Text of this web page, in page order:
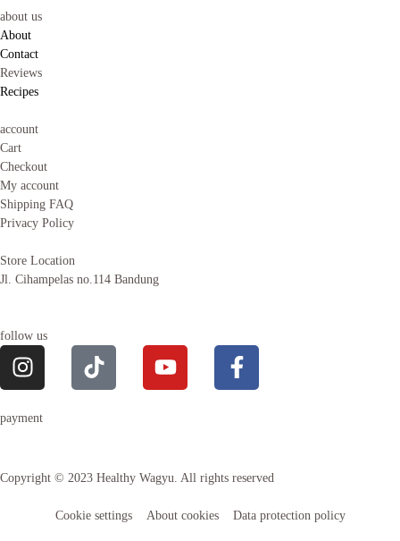
about us
About
Contact
Reviews
Recipes
account
Cart
Checkout
My account
Shipping FAQ
Privacy Policy
Store Location
Jl. Cihampelas no.114 Bandung
follow us
payment
Copyright © 2023 Healthy Wagyu. All rights reserved
Cookie settings About cookies Data protection policy